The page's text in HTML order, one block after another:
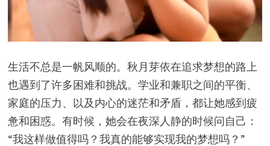
生活不总是一帆风顺的。秋月芽依在追求梦想的路上
也遇到了许多困难和挑战。学业和兼职之间的平衡、
家庭的压力、以及内心的迷茫和矛盾，都让她感到疲
惫和困惑。有时候，她会在夜深人静的时候问自己：
“我这样做值得吗？我真的能够实现我的梦想吗？”